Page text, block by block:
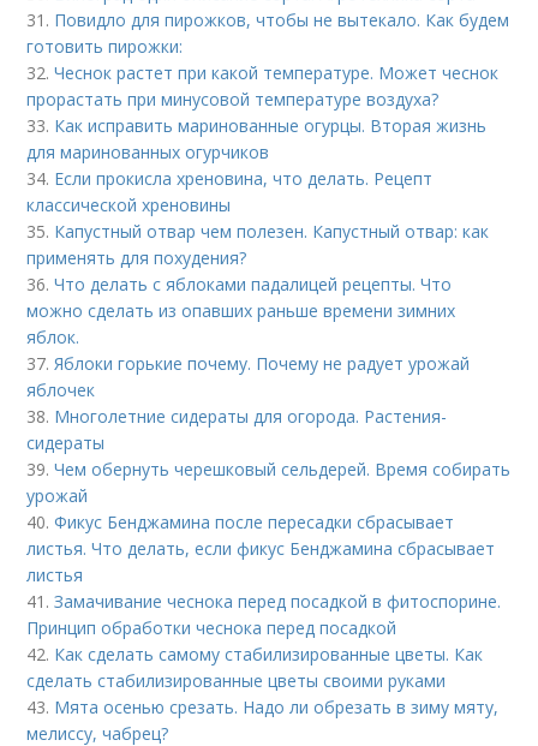
31. Повидло для пирожков, чтобы не вытекало. Как будем
готовить пирожки:
32.Чеснок растет при какой температуре. Может чеснок
прорастать при минусовой температуре воздуха?
33. Как исправить маринованные огурцы. Вторая жизнь
для маринованных огурчиков
34. Если прокисла хреновина, что делать. Рецепт
классической хреновины
35. Капустный отвар чем полезен. Капустный отвар: как
применять для похудения?
36.Что делать с яблоками падалицей рецепты. Что
можно сделать из опавших раньше времени зимних
яблок.
37.Яблоки горькие почему. Почему не радует урожай
яблочек
38. Многолетние сидераты для огорода. Растения-
сидераты
39.Чем обернуть черешковый сельдерей. Время собирать
урожай
40.Фикус Бенджамина после пересадки сбрасывает
листья. Что делать, если фикус Бенджамина сбрасывает
листья
41.Замачивание чеснока перед посадкой в фитоспорине.
Принцип обработки чеснока перед посадкой
42. Как сделать самому стабилизированные цветы. Как
сделать стабилизированные цветы своими руками
43. Мята осенью срезать. Надо ли обрезать в зиму мяту,
мелиссу, чабрец?